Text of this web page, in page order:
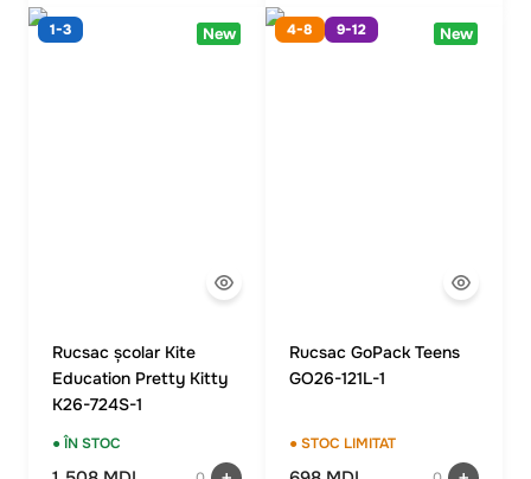
1-3 New
Rucsac școlar Kite
Education Pretty Kitty
K26-724S-1
● ÎN STOC
4-8 9-12 New
Rucsac GoPack Teens
GO26-121L-1
● STOC LIMITAT